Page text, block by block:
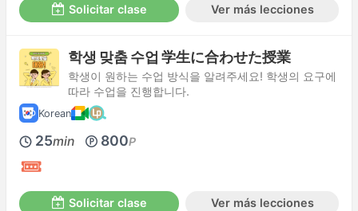
Solicitar clase Ver más lecciones
학생 맞춤 수업 学生に合わせた授業
학생이 원하는 수업 방식을 알려주세요! 학생의 요구에
따라 수업을 진행합니다.
Korean
25min 800P
Solicitar clase Ver más lecciones